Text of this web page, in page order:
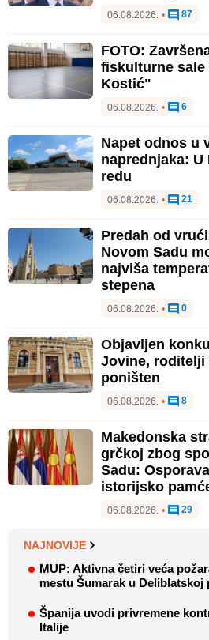
06.08.2026. • 87
FOTO:
fiskulturne sale
Kostić"
06.08.2026. • 6
Napet odnos u
naprednjaka: U
redu
06.08.2026. • 21
Predah od
Novom Sadu
najviša
stepena
06.08.2026. • 0
Objavljen
Jovine, roditelji
poništen
06.08.2026. • 8
Makedonska
grčkoj zbog
Sadu:
istorijsko
06.08.2026. • 29
NAJNOVIJE
MUP: Aktivna četiri veća
mestu Šumarak u Deliblatskoj
Španija uvodi privremene
Italije